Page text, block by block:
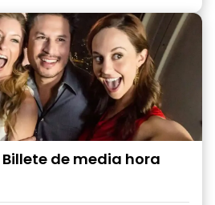
Billete de media hora